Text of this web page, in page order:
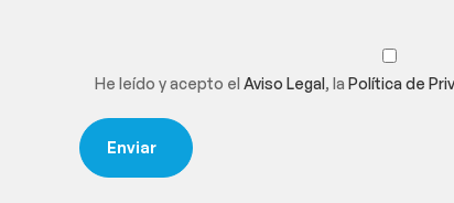
He leído y acepto elAviso Legal, laPolítica de